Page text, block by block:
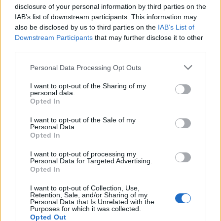
disclosure of your personal information by third parties on the
IAB’s list of downstream participants. This information may
also be disclosed by us to third parties on the IAB’s List of
Downstream Participants that may further disclose it to other
Personal Data Processing Opt Outs
I want to opt-out of the Sharing of my
personal data.
Opted In
I want to opt-out of the Sale of my
Personal Data.
Opted In
I want to opt-out of processing my
Personal Data for Targeted Advertising.
Opted In
I want to opt-out of Collection, Use,
Retention, Sale, and/or Sharing of my
Personal Data that Is Unrelated with the
Purposes for which it was collected.
Opted Out
Albalat Dels Sorells Valencia
Tipo de
combustible
Precio
por litro
Gasto
Gasto
Gasolina 95
0,00€ 21l.-29 42l.- 0,00€
0,00€
0,00€
0,00€
Bio diesel 0,00€ 21 l.-
0,00€
29l.-
0,00€
42l.- 0,00€